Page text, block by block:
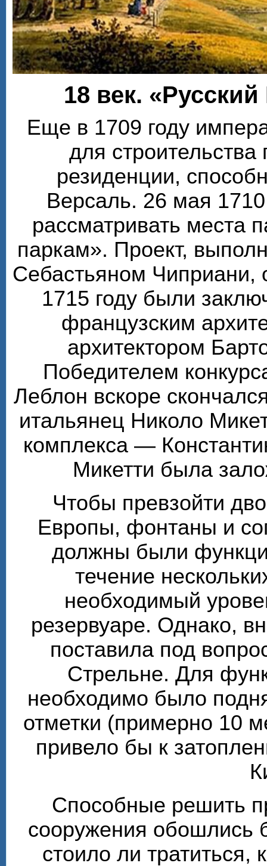
18 век.
Еще в 1709 году
для
резиденции,
Версаль. 26 мая
рассматривать места
паркам». Проект,
Себастьяном
1715 году были
французским
архитектором
Победителем
Леблон вскоре
итальянец Николо
комплекса —
Микетти была
Чтобы превзойти
Европы, фонтаны и
должны были
течение
необходимый
резервуаре. Однако,
поставила под
Стрельне. Для
необходимо было
отметки (примерно 10
привело бы к
Способные решить
сооружения обошлись
стоило ли тратиться,